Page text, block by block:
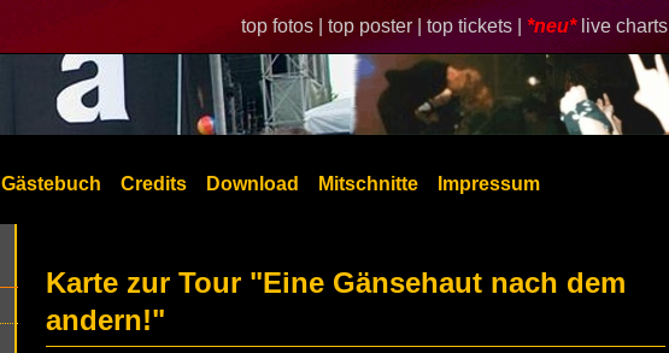
top fotos | top poster | top tickets | *neu* live charts
Gästebuch Credits Download Mitschnitte Impressum
Karte zur Tour "Eine Gänsehaut nach dem
andern!"